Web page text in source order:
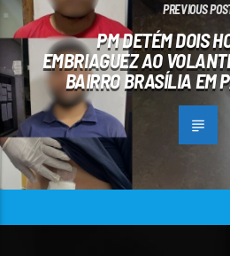
PREVIOUS
PM DETÉM DOIS
EMBRIAGUEZ AO
BAIRRO BRASÍLIA EM